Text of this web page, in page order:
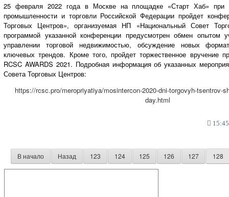
25 февраля 2022 года в Москве на площадке «Старт Хаб» при
промышленности и торговли Российской Федерации пройдет
Торговых Центров», организуемая НП «Национальный Совет
программой указанной конференции предусмотрен обмен опытом
управлении торговой недвижимостью, обсуждение новых
ключевых трендов. Кроме того, пройдет торжественное вручение
RCSC AWARDS 2021. Подробная информация об указанных
Совета Торговых Центров:
https://rcsc.pro/meropriyatiya/mosintercon-2020-dni-torgovyh-tsentrov-
day.html
В начало Назад 123 124 125 126 127 128